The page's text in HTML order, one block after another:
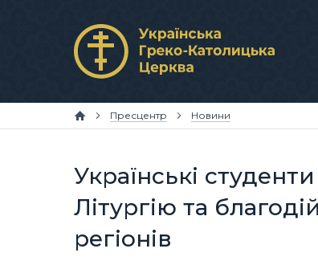
Пресцентр Новини
Українські
Літургію та
регіонів